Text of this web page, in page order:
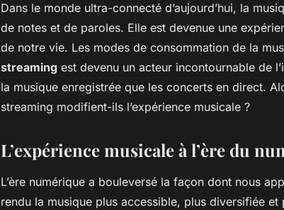
Dans le monde ultra-connecté d’aujourd’hui, la
de notes et de paroles. Elle est devenue une
de notre vie. Les modes de consommation de la
streaming est devenu un acteur incontournable de
la musique enregistrée que les concerts en direct.
streaming modifient-ils l’expérience musicale ?
L’expérience musicale à l’ère du
L’ère numérique a bouleversé la façon dont nous
rendu la musique plus accessible, plus diversifiée